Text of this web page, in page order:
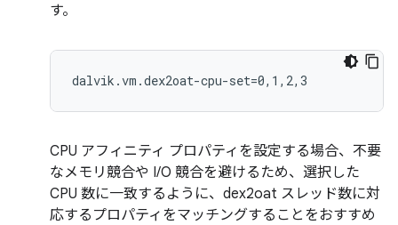
す。
CPU アフィニティ プロパティを設定する場合、不要
なメモリ競合や I/O 競合を避けるため、選択した
CPU 数に一致するように、dex2oat スレッド数に対
応するプロパティをマッチングすることをおすすめ